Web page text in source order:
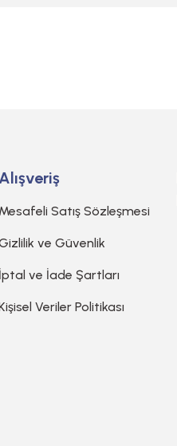
Alışveriş
Mesafeli Satış Sözleşmesi
ve Güvenlik
İptal ve İade Şartları
Veriler Politikası